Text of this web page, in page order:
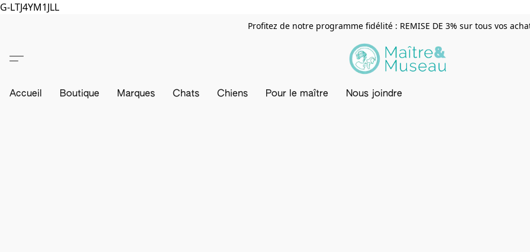
G-LTJ4YM1JLL
Profitez de notre programme fidélité : REMISE DE 3% sur tous vos
Accueil Boutique Marques Chats Chiens Pour le maître Nous joindre